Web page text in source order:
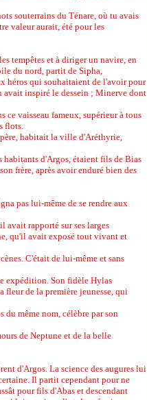
souterrains du Ténare, où tu avais
valeur aurait, été pour les
tempêtes et à diriger un navire, en
du nord, partit de Sipha,
héros qui souhaitaient de l'avoir pour
inspiré le dessein ; Minerve dont
ce vaisseau fameux, supérieur à tous
flots.
habitait la ville d'Aréthyrie,
habitants d'Argos, étaient fils de Bias
frère, après avoir enduré bien des
pas lui-même de se rendre aux
avait rapporté sur ses larges
qu'il avait exposé tout vivant et
C'était de lui-même et sans
expédition. Son fidèle Hylas
de la première jeunesse, qui
même nom, célèbre par son
de Neptune et de la belle
d'Argos. La science des augures lui
Il partit cependant pour ne
pour fils d'Abas et descendant